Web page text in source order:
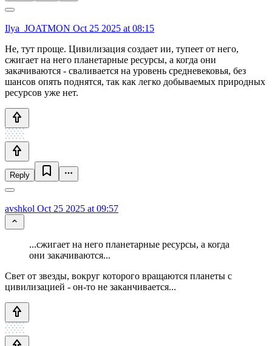
Ilya_JOATMON Oct 25 2025 at 08:15
Не, тут проще. Цивилизация создает ии, тупеет от него,
сжигает на него планетарные ресурсы, а когда они
закачиваются - сваливается на уровень средневековья, без
шансов опять поднятся, так как легко добываемых природных
ресурсов уже нет.
Reply
avshkol Oct 25 2025 at 09:57
...сжигает на него планетарные ресурсы, а когда
они закачиваются...
Свет от звезды, вокруг которого вращаются планеты с
цивилизацией - он-то не заканчивается...